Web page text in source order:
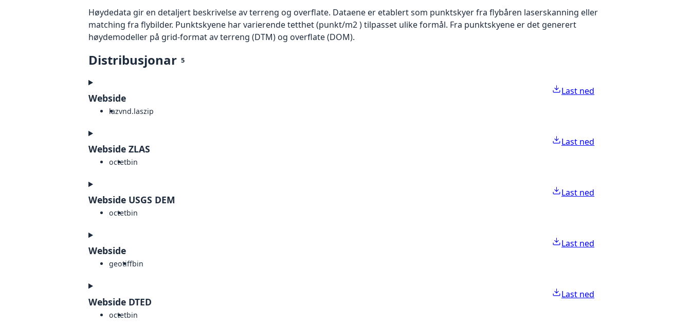
Høydedata gir en detaljert beskrivelse av terreng og overflate. Dataene er etablert som punktskyer fra flybåren laserskanning eller
matching fra flybilder. Punktskyene har varierende tetthet (punkt/m2 ) tilpasset ulike formål. Fra punktskyene er det generert
høydemodeller på grid-format av terreng (DTM) og overflate (DOM).
Distribusjonar 5
Webside
lazvnd.laszip
Last ned
Webside ZLAS
octetbin
Last ned
Webside USGS DEM
octetbin
Last ned
Webside
geotiffbin
Last ned
Webside DTED
octetbin
Last ned